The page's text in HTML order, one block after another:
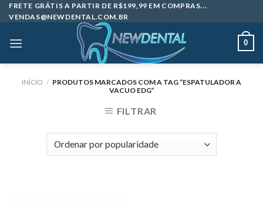
Skip
to
FRETE GRÁTIS A PARTIR DE R$199,99 EM COMPRAS...
VENDAS@NEWDENTAL.COM.BR
0
INÍCIO / PRODUTOS MARCADOS COM A TAG “ESPATULADOR A
VACUO EDG”
FILTRAR